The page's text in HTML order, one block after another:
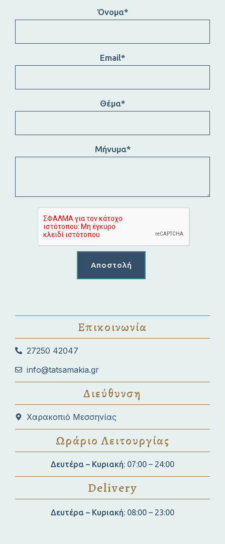
Επικοινωνία
27250 42047
info@tatsamakia.gr
Διεύθυνση
Χαρακοπιό Μεσσηνίας
Ωράριο Λειτουργίας
Δευτέρα – Κυριακή: 07:00 – 24:00
Delivery
Δευτέρα – Κυριακή: 08:00 – 23:00
Όνομα*
Email*
Θέμα*
Μήνυμα*
Φόρμα Κράτησης
Email*
Τηλέφωνο*